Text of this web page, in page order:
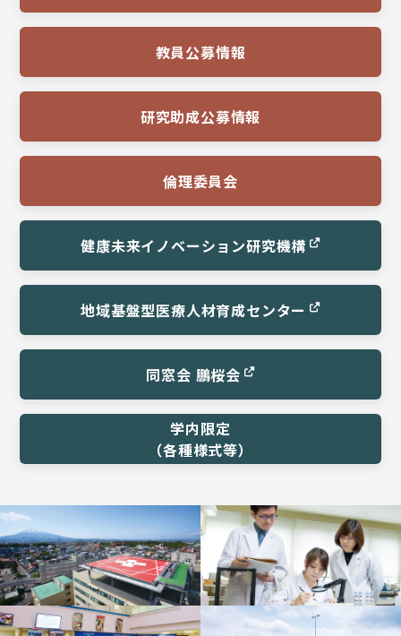
教員公募情報
研究助成公募情報
倫理委員会
健康未来イノベーション研究機構
地域基盤型医療人材育成センター
同窓会 鵬桜会
学内限定
（各種様式等）